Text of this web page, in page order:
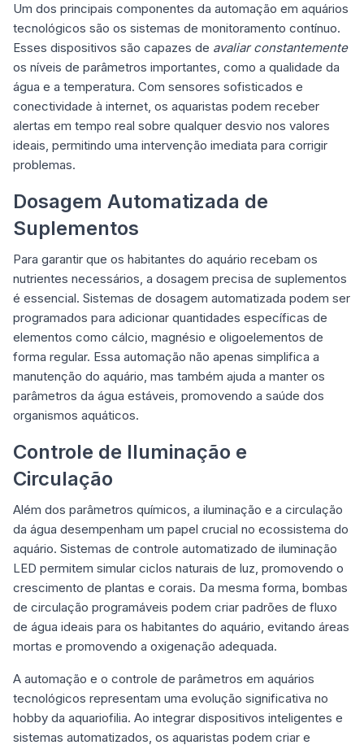
Um dos principais componentes da automação em aquários
tecnológicos são os sistemas de monitoramento contínuo.
Esses dispositivos são capazes de avaliar constantemente
os níveis de parâmetros importantes, como a qualidade da
água e a temperatura. Com sensores sofisticados e
conectividade à internet, os aquaristas podem receber
alertas em tempo real sobre qualquer desvio nos valores
ideais, permitindo uma intervenção imediata para corrigir
problemas.
Dosagem Automatizada de
Suplementos
Para garantir que os habitantes do aquário recebam os
nutrientes necessários, a dosagem precisa de suplementos
é essencial. Sistemas de dosagem automatizada podem ser
programados para adicionar quantidades específicas de
elementos como cálcio, magnésio e oligoelementos de
forma regular. Essa automação não apenas simplifica a
manutenção do aquário, mas também ajuda a manter os
parâmetros da água estáveis, promovendo a saúde dos
organismos aquáticos.
Controle de Iluminação e
Circulação
Além dos parâmetros químicos, a iluminação e a circulação
da água desempenham um papel crucial no ecossistema do
aquário. Sistemas de controle automatizado de iluminação
LED permitem simular ciclos naturais de luz, promovendo o
crescimento de plantas e corais. Da mesma forma, bombas
de circulação programáveis podem criar padrões de fluxo
de água ideais para os habitantes do aquário, evitando áreas
mortas e promovendo a oxigenação adequada.
A automação e o controle de parâmetros em aquários
tecnológicos representam uma evolução significativa no
hobby da aquariofilia. Ao integrar dispositivos inteligentes e
sistemas automatizados, os aquaristas podem criar e